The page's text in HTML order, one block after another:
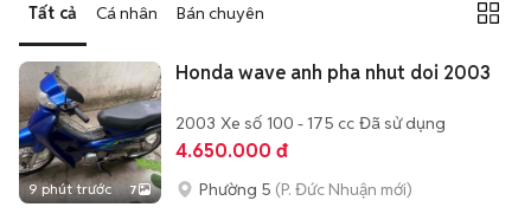
Tất cả Cá nhân Bán chuyên
9 phút trước 7
Honda wave anh pha nhut doi 2003
2003 Xe số 100 - 175 cc Đã sử dụng
4.650.000 đ
Phường 5 (P. Đức Nhuận mới)